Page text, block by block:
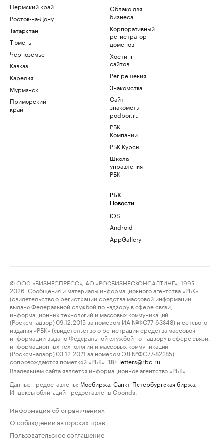
Пермский край
Ростов-на-Дону
Татарстан
Тюмень
Черноземье
Кавказ
Карелия
Мурманск
Приморский
край
Облако для
бизнеса
Корпоративный
регистратор
доменов
Хостинг
сайтов
Рег.решения
Знакомства
Сайт
знакомств
podbor.ru
РБК
Компании
РБК Курсы
Школа
управления
РБК
РБК
Новости
iOS
Android
AppGallery
© ООО «БИЗНЕСПРЕСС», АО «РОСБИЗНЕСКОНСАЛТИНГ», 1995–
2026. Сообщения и материалы информационного агентства «РБК»
(свидетельство о регистрации средства массовой информации
выдано Федеральной службой по надзору в сфере связи,
информационных технологий и массовых коммуникаций
(Роскомнадзор) 09.12.2015 за номером ИА №ФС77-63848) и сетевого
издания «РБК» (свидетельство о регистрации средства массовой
информации выдано Федеральной службой по надзору в сфере связи,
информационных технологий и массовых коммуникаций
(Роскомнадзор) 03.12.2021 за номером ЭЛ №ФС77-82385)
сопровождаются пометкой «РБК».
18+ letters@rbc.ru
Владельцем сайта является информационное агентство «РБК».
Данные предоставлены: Мосбиржа Санкт-Петербургская биржа
Индексы облигаций предоставлены Cbonds.
Информация об ограничениях
О соблюдении авторских прав
Пользовательское соглашение